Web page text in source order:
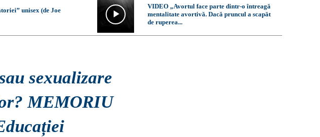
unisex (de Joe
VIDEO „Avortul face parte dintr-o întreagă
mentalitate avortivă. Dacă pruncul a scapăt
de ruperea...
sexualizare
MEMORIU